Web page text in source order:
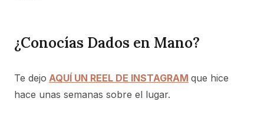
¿Conocías Dados en Mano?
Te dejo AQUÍ UN REEL DE INSTAGRAM que hice
hace unas semanas sobre el lugar.